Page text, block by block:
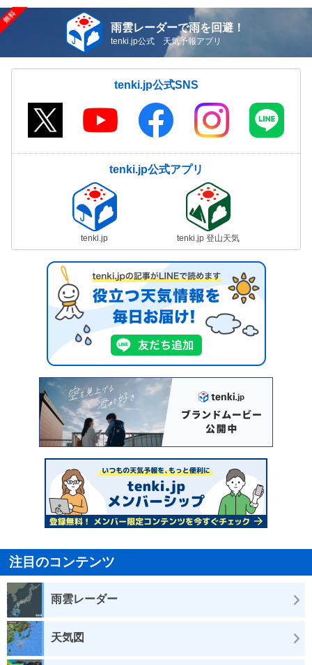
雨雲レーダーで雨を回避！
tenki.jp公式 天気予報アプリ
tenki.jp公式SNS
tenki.jp公式アプリ
tenki.jp tenki.jp 登山天気
注目のコンテンツ
雨雲レーダー
天気図